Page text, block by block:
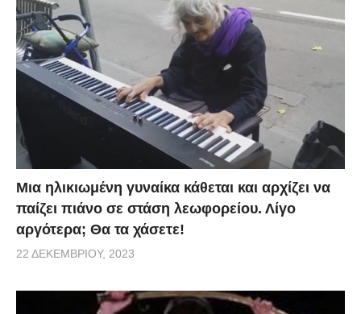
Μια ηλικιωμένη γυναίκα κάθεται και αρχίζει να
παίζει πιάνο σε στάση λεωφορείου. Λίγο
αργότερα; Θα τα χάσετε!
22 ΔΕΚΕΜΒΡΊΟΥ, 2023